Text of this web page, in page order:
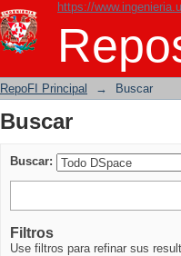
https://
Buscar
RepoFI Principal → Buscar
Buscar
Buscar:
Filtros
Use filtros para refinar sus